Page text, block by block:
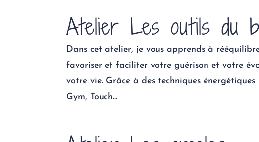
Atelier Les outils du
Dans cet atelier, je vous apprends à
favoriser et faciliter votre guérison et votre
votre vie. Grâce à des techniques
Gym, Touch...